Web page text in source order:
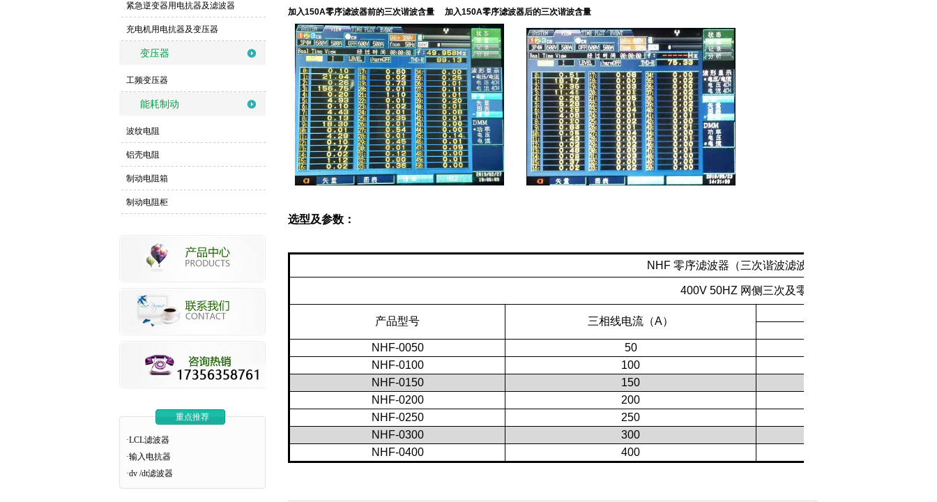
紧急逆变器用电抗器及滤波器
充电机用电抗器及变压器
变压器
工频变压器
能耗制动
波纹电阻
铝壳电阻
制动电阻箱
制动电阻柜
重点推荐
·LCL滤波器
·输入电抗器
·dv /dt滤波器
加入150A零序滤波器前的三次谐波含量 加入150A零序滤波器后的三次谐波含量
选型及参数：
NHF 零序滤波器（三次谐波滤波器、零线电流消除器）
400V 50HZ 网侧三次及零线电流可降90%
产品型号 三相线电流（A）
NHF-0050
50
NHF-0100
100
NHF-0150
150
NHF-0200
200
NHF-0250
250
NHF-0300
300
NHF-0400
400